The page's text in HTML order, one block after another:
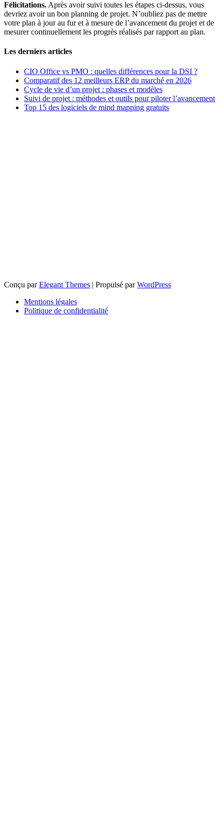
Félicitations. Après avoir suivi toutes les étapes ci-dessus, vous
devriez avoir un bon planning de projet. N’oubliez pas de mettre
votre plan à jour au fur et à mesure de l’avancement du projet et de
mesurer continuellement les progrès réalisés par rapport au plan.
Les derniers articles
CIO Office vs PMO : quelles différences pour la DSI ?
Comparatif des 12 meilleurs ERP du marché en 2026
Cycle de vie d’un projet : phases et modèles
Suivi de projet : méthodes et outils pour piloter l’avancement
Top 15 des logiciels de mind mapping gratuits
Conçu parElegant Themes | Propulsé parWordPress
Mentions légales
Politique de confidentialité